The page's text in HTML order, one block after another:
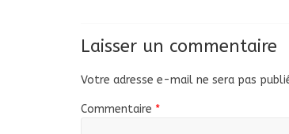
Laisser un commentaire
Votre adresse e-mail ne sera pas
Commentaire *